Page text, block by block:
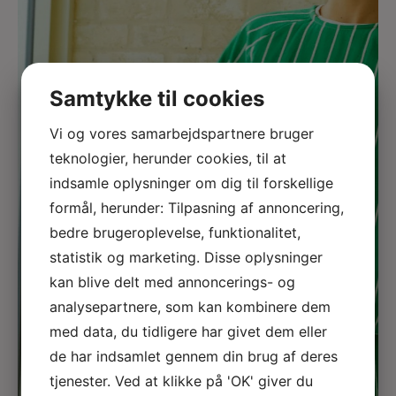
Samtykke til cookies
Vi og vores samarbejdspartnere bruger
teknologier, herunder cookies, til at
indsamle oplysninger om dig til forskellige
formål, herunder: Tilpasning af annoncering,
bedre brugeroplevelse, funktionalitet,
statistik og marketing. Disse oplysninger
kan blive delt med annoncerings- og
analysepartnere, som kan kombinere dem
med data, du tidligere har givet dem eller
de har indsamlet gennem din brug af deres
tjenester. Ved at klikke på 'OK' giver du